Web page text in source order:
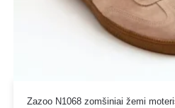
Zazoo N1068 zomšiniai žemi